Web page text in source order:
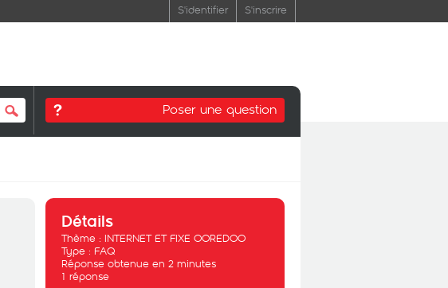
S'identifier S'inscrire
Poser une question
Détails
Thème : INTERNET ET FIXE OOREDOO
Type : FAQ
Réponse obtenue en 2 minutes
1 réponse